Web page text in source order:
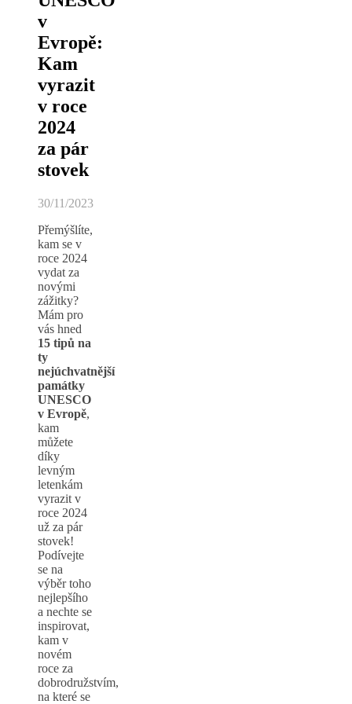
v
Evropě:
Kam
vyrazit
v roce
2024
za pár
stovek
30/11/2023
Přemýšlíte,
kam se v
roce 2024
vydat za
novými
zážitky?
Mám pro
vás hned
15 tipů na
ty
nejúchvatnější
památky
UNESCO
v Evropě,
kam
můžete
díky
levným
letenkám
vyrazit v
roce 2024
už za pár
stovek!
Podívejte
se na
výběr toho
nejlepšího
a nechte se
inspirovat,
kam v
novém
roce za
dobrodružstvím,
na které se